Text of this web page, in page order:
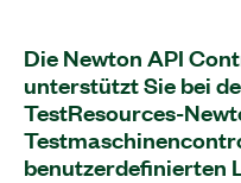
Die Newton API
unterstützt Sie bei
TestResources-
benutzerdefinierten